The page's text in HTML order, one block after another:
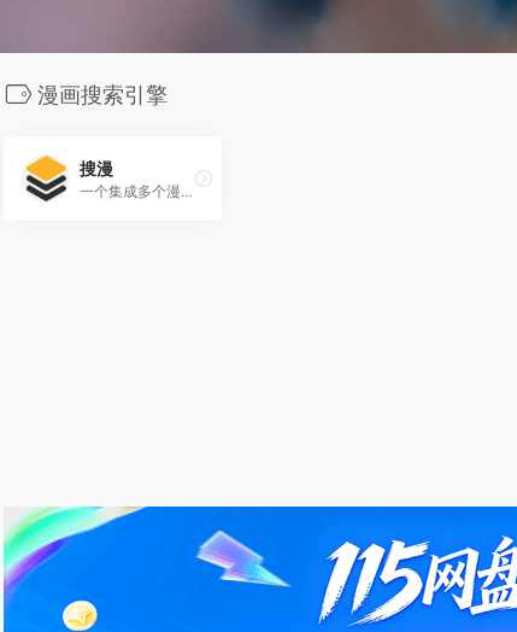
漫画搜索引擎
搜漫
一个集成多个漫画网站资源的搜索引擎平台，专注于为用户提供便捷、高效的漫画搜索服务。